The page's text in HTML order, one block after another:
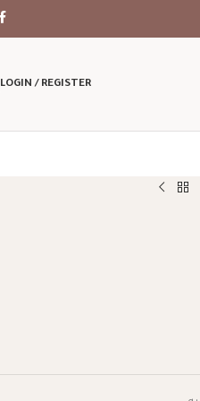
LOGIN / REGISTER